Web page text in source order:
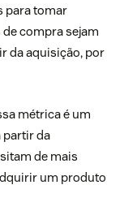
para tomar
compra sejam
da aquisição, por
métrica é um
partir da
de mais
um produto